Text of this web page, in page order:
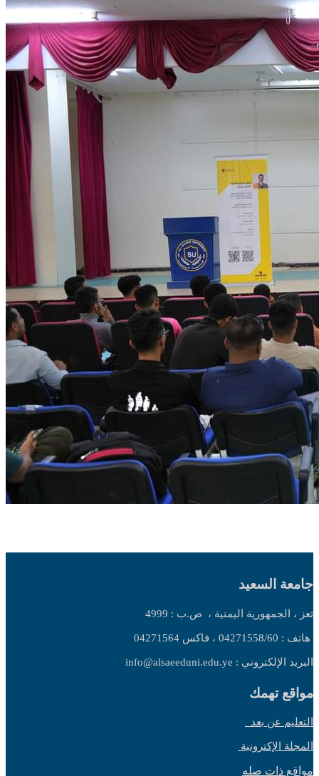
جامعة السعيد
تعز ، الجمهورية اليمنية ، ص.ب : 4999
هاتف : 04271558/60 ، فاكس 04271564
البريد الإلكتروني : info@alsaeeduni.edu.ye
مواقع تهمك
التعليم عن بعد
المجلة الإكترونية
مواقع ذات صله